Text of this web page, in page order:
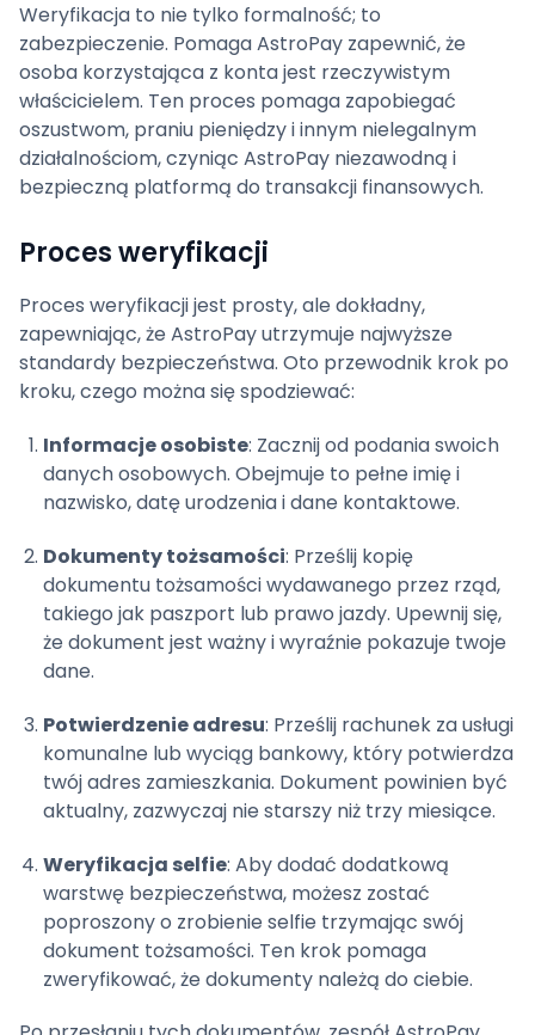
Weryfikacja to nie tylko formalność; to
zabezpieczenie. Pomaga AstroPay zapewnić, że
osoba korzystająca z konta jest rzeczywistym
właścicielem. Ten proces pomaga zapobiegać
oszustwom, praniu pieniędzy i innym nielegalnym
działalnościom, czyniąc AstroPay niezawodną i
bezpieczną platformą do transakcji finansowych.
Proces weryfikacji
Proces weryfikacji jest prosty, ale dokładny,
zapewniając, że AstroPay utrzymuje najwyższe
standardy bezpieczeństwa. Oto przewodnik krok po
kroku, czego można się spodziewać:
Informacje osobiste: Zacznij od podania swoich
danych osobowych. Obejmuje to pełne imię i
nazwisko, datę urodzenia i dane kontaktowe.
Dokumenty tożsamości: Prześlij kopię
dokumentu tożsamości wydawanego przez rząd,
takiego jak paszport lub prawo jazdy. Upewnij się,
że dokument jest ważny i wyraźnie pokazuje twoje
dane.
Potwierdzenie adresu: Prześlij rachunek za usługi
komunalne lub wyciąg bankowy, który potwierdza
twój adres zamieszkania. Dokument powinien być
aktualny, zazwyczaj nie starszy niż trzy miesiące.
Weryfikacja selfie: Aby dodać dodatkową
warstwę bezpieczeństwa, możesz zostać
poproszony o zrobienie selfie trzymając swój
dokument tożsamości. Ten krok pomaga
zweryfikować, że dokumenty należą do ciebie.